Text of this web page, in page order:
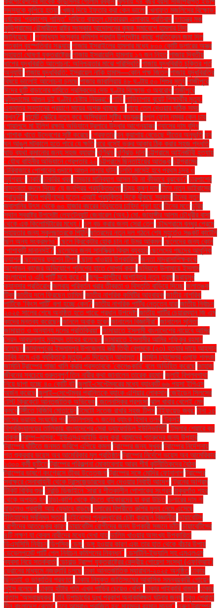
সদস্যকে কুপিয়ে হত্যা খেজুর দিয়ে ইফতার করা কেন ভালো খেলাফত মজলিসের বিক্ষোভ:
ধর্ষকের ‘প্রকাশ্যে শাস্তি’ দাবিতে বায়তুল মোকাররম এলাকায় প্রতিবাদ গণতন্ত্র মঞ্চ
কুড়িগ্রামের রৌমারীতে রাষ্ট্র সংস্কার আন্দোলনের কৃষক সমাবেশে হামলার নিন্দা
জানিয়েছে। গণমাধ্যম সংস্কার কমিশন প্রধান উপদেষ্টার কাছে প্রতিবেদন জমা দিল
গতকাল বৃহস্পতিবার সন্ধ্যায় গাজায় ইসরাইলের হামলার মধ্যে ৮০০ কোটি ডলারের অস্ত্র
সহায়তা ঘোষণা যুক্তরাষ্ট্রের গাজায় ইসরায়েলি হামলায় ১৭ জন নিহত গাজায় দ্বিতীয়
ধাপের যুদ্ধবিরতি আলোচনা: অনিশ্চয়তার মাঝে পরিস্থিতি গাজায় যুদ্ধবিরতি চুক্তির শর্ত
অনুযায়ী গাজায় যুদ্ধবিরতি: ইসরায়েল নাকি হামাস—কোন পক্ষ জিতল গাজায় যুদ্ধবিরতির
বিষয়ে ভালোই আলোচনা চলছে গাজার জাবালিয়ায় ৪৮ ঘণ্টায় ৫০ শিশুর মৃত্যু গাজীপুরে
ঈদের ছুটি বাড়ানোর দাবিতে শ্রমিকদের দেড় ঘণ্টার বিক্ষোভ ও অবরোধ গাজীপুরে
ঝুটগুদামের আগুন দুই ঘণ্টার চেষ্টায় নিয়ন্ত্রণে গাড়ি গাড়িচাপায় বুয়েট শিক্ষার্থীর মৃত্যু:
একমাত্র সন্তানের প্রয়াণে মায়ের অশ্রু থামছে না গায়ে তেল দেওয়ার সঠিক সময়
কখন?" গার্মেন্ট সেক্টরে নতুন করে অস্থিরতা সৃষ্টির ষড়যন্ত্র গুগল ফোন নম্বর কেন চায়
গোয়ালন্দে মা ইলিশ রক্ষায় অভিযানে ট্রলারে উদ্ধার আগ্নেয়াস্ত্র গ্যাসের দাম বৃদ্ধি
পোশাক খাতে উদ্বেগের সৃষ্টি করেছে গ্রেফতার ঘন কুয়াশায় বেড়েছে শীতের অনুভূতি ঘন
ঘন আঙুল মটকালে হতে পারে যে ক্ষতি ঘরে বসেই ভ্রুর আকার ঠিক করার সহজ পদ্ধতি
ঘাড় ব্যথা কমানোর জন্য সহজ ব্যায়াম ঘূর্ণিঝড় ঘূর্ণিঝড় দানা চট্টগ্রামে আইনজীবী হত্যায়
: যৌথ বাহিনীর অভিযানে গ্রেপ্তার ২০ চট্টগ্রামে ছিনতাইয়ের আতঙ্ক চট্টগ্রামের
টেরিবাজারে পোশাকের গুদামে আগুন লাগার ঘটনা চলতি মাসেই হবে প্রথম চন্দ্র ও
সূর্যগ্রহণ চাকরি চাকরির খবর চামড়ার মানিব্যাগ আসল কি না কীভাবে বুঝবেন? চারপাশের
বাস্তবতা বদলে দিচ্ছে যে জনপ্রিয় প্রযুক্তিগুলো চিন্ময় কৃষ্ণ দাস চীনে নতুন ভাইরাসের
প্রাদুর্ভাব চীনে প্রবীণদের যত্নে এআই প্রযুক্তির দিকে ঝুঁকছে সরকার চীনের নতুন
জ্বালানির উৎস থেকে ৬০ হাজার বছরের বিদ্যুতের চাহিদা পূরণ হবে চীনের মতে চুরির
স্থান স্বরাষ্ট্র উপদেষ্টা লেফটেন্যান্ট জেনারেল (অব.) মো. জাহাঙ্গীর আলম চৌধুরীর বাসা
থেকে এক কিলোমিটারের মধ্যে। চুল বড় করার জন্য সেরা তেল চৌদ্দগ্রামে বন্ধুর প্রেমে
সহায়তার জন্য স্কুলছাত্রকে পিটুনি ছাত্রদের নতুন দল গঠনে শেষ মুহূর্তেও সঙ্কট কাটেনি
ছিল অন্য সংক্রমণও" ছেলে ক্রিকেটার হোক চান না উমর আকমল ছেলেদের জন্য কোন
পোশাকটি মানানসই? ছেলেদের জন্য সানস্ক্রিন ক্রিম ব্যবহার ছেলেদের পছন্দের আধুনিক
ফ্যাশন ছেলেদের ফ্যাশন টিপস ছোলা খাওয়ার উপকারিতা জনতা মাদ্রাসাশিক্ষককে
অশোভন কাজের অভিযোগে পুলিশের হাতে সোপর্দ করল জমিয়তে উলামায়ে ইসলাম
বাংলাদেশ ও এবি পার্টি মনে করে যে জম্মু–কাশ্মীরে অশান্তির নতুন তরঙ্গ জরায়ুমুখ
ক্যানসার প্রতিরোধ জলবায়ু পরিবর্তন খরার তীব্রতা ও বিস্তৃতি বাড়িয়ে দিচ্ছে জলাতঙ্ক
টিকা জাতীয় দলে ফিরছেন তামিম! জাতীয় নাগরিক কমিটির আহ্বায়ক জাতীয় নাগরিক
পার্টিকে ‘কিংস পার্টি’ বলা হচ্ছে কেন? জাতীয় নাগরিক পার্টির নেতৃত্বে যারা জাতীয় নির্বাচন
২০২৫ সালের শেষে অনুষ্ঠিত হতে পারে: প্রধান উপদেষ্টা জাতীয় পার্টির চেয়ারম্যান জি এম
কাদের মন্তব্য করেছেন জানলে অবাক হবেন জানালেন বিজ্ঞানীরা" জানালেন সুনিতা
জামায়াত ও অন্যান্য দলের প্রতিক্রিয়া'' জামায়াতে ইসলামী বাংলাদেশের নায়েবে আমির
সৈয়দ আবদুল্লাহ মুহাম্মদ তাহের বলেছেন জামায়াতে ইসলামীর আমির শফিকুর রহমান
বলেছেন জামালপুরের ইসলামপুর উপজেলায় স্ত্রী তিথী বেগমকে (২৩) হত্যার দায়ে আহসান
হাবিব নামে এক ব্যক্তিকে মৃত্যুদণ্ড দিয়েছেন আদালত। জার্মান চ্যান্সেলর ওলাফ শলৎজ
জার্মানি ট্রাম্পের গাজা খালি করার প্রস্তাবকে 'কেলেঙ্কারি' বলে অভিহিত করেছে জাহাজ
জীবনের সবচেয়ে গুরুত্বপূর্ণ তিন নারীর কথা জানালেন তারেক রহমান জুলাই বিপ্লবগাথা
নিয়ে ছাপা হচ্ছে ৪০ কোটি বই জুলাই-সেপ্টেম্বরের মধ্যে ব্যাংকটি ৬৬ পয়সা ইপিএস
অর্জন করেছে জুলাই–সেপ্টেম্বর প্রান্তিকে ব্যাংক এশিয়ার লোকসান জেইডেন সিলসের
টেস্ট ক্রিকেটে আন্তর্জাতিক অভিষেক জেলেনস্কির প্রশংসা ঝাল খাবার খেলেই মেদ
কমবে টঙ্গীতে বিজিবি মোতায়েন টমেটো সতেজ রাখার সহজ টিপস টাইফয়েড জ্বর: টানা ১৫
মাসের ভয়াবহ সংঘর্ষের পর টিউলিপসহ ৭ জনের ব্যাংক হিসাব তলব টেকসই
বিশ্ববিদ্যালয়ের তালিকায় বাংলাদেশের সেরা ড্যাফোডিল ইউনিভার্সিটি টেসলার শেয়ারে বড়
ধাক্কা ট্রাম্প–মাস্ক: ‘ইউএসএআইডি বন্ধ করা আমাদের শত্রুদের জন্য উপহার
ট্রাম্পের ঘাঁটিতে জনমত জরিপে এগিয়ে কমলা ট্রাম্পের জন্য সুখবর ট্রাম্পের নির্দেশনায়
গত শুক্রবার ভয়েস অব আমেরিকার মূল প্রতিষ্ঠান ট্রাম্পের নির্দেশে ভয়েস অব আমেরিকার
১৩০০ কর্মী ছুটিতে ট্রাম্পের পরিকল্পনা মোকাবেলায় আরব শীর্ষ কূটনীতিকদের বৈঠক
ট্রাম্পের ভাষণে কংগ্রেসে তীব্র উত্তেজনা ট্রাম্পের সঙ্গে মোদির ফোনালাপ ট্রাম্পের
স্বাক্ষরে সেনাবাহিনী থেকে ট্রান্সজেন্ডারদের বাদ দেওয়ার নির্বাহী আদেশ ট্রেনের অগ্রিম
টিকিট বিক্রি শুরু ট্রেন্ডি ডিজাইনে 'সারা'র শীতকালীন পোশাকের সংগ্রহ ঠাকুরগাঁও শহর
থেকে অপহৃত হন ঠান্ডা-কাশি থেকে বাঁচতে বাইকারদের যা করা উচিত ডলারের দাম না
বাড়লেও প্রবাসী আয় যেভাবে বাড়ছে ডলারের বিপরীতে রুপির মূল্য নেমে এসেছে
ইতিহাসের সর্বনিম্ন স্তরে ডাইনোসর পুনরুদ্ধারের চেষ্টা করছেন বিজ্ঞানীরা ডায়াবেটিস
রোগীদের আতঙ্কের কারণ ডায়াবেটিস রোগীদের জন্য উপকারী সজনে ডাঁটা ডায়াবেটিসের
৪টি লক্ষণ যা কেবল নারীদের মধ্যে দেখা যায় ডালিম খাওয়ার অসংখ্য উপকারিতা
ডিএসসিসি নির্বাচন ডিপসিক ডেঙ্গু ডেঙ্গু হওয়ার কারণ এবং তার হাত থেকে বাঁচার উপায়
ডেভেলপমেন্ট পার্টি পেল নির্বাচন কমিশনের নিবন্ধন" ডেসটিনি-ইভ্যালি সহ এমএলএম
ব্যবসা নিয়ে সতর্কবার্তা ডোনাল্ড ট্রাম্প যুক্তরাষ্ট্রের কেন্দ্রীয় গোয়েন্দা সংস্থা (এফবিআই)
ড্রোনের মাধ্যমে নজরদারি চলছে ঢাকা আন্তর্জাতিক ম্যারাথন-২০২৫ অনুষ্ঠিত ঢাকায়
ছিনতাই ও ডাকাতির প্রবণতা ঢাকায় নিযুক্ত জাতিসংঘের আবাসিক সমন্বয়কারী গোয়েন
লুইস বলেছেন ঢাকায় হাঁটার গতি এখন গাড়ির চেয়েও বেশি'' ঢাকার পাইকারি বাজার' ঢাকার
বাতাস ‘অস্বাস্থ্যকর’ ঢাবি উপাচার্যের দুঃখ প্রকাশ অনাকাঙ্ক্ষিত ঘটনার জন্য তবুও শ্রোতা
হীন বাংলাদেশ বেতার” তবে আমরাও পরাজিত হব: মাহমুদুর রহমান মান্না" তরুণ ট্রাম্পের